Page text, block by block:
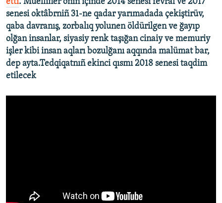
etti. Muellifler onıñ içinde 2014 senesi fevral ve 2017
senesi oktâbrniñ 31-ne qadar yarımadada çekiştirüv,
qaba davranış, zorbalıq yolunen öldürilgen ve ğayıp
olğan insanlar, siyasiy renk taşığan cinaiy ve memuriy
işler kibi insan aqları bozulğanı aqqında malümat bar,
dep ayta.Tedqiqatnıñ ekinci qısmı 2018 senesi taqdim
etilecek